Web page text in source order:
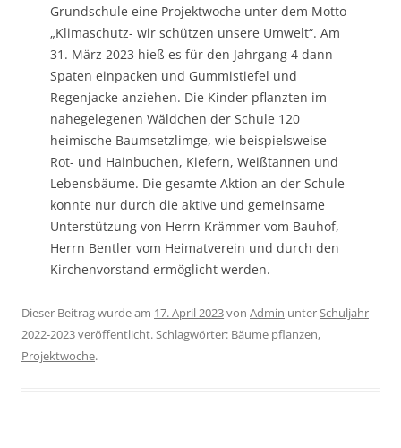
Grundschule eine Projektwoche unter dem Motto
„Klimaschutz- wir schützen unsere Umwelt“. Am
31. März 2023 hieß es für den Jahrgang 4 dann
Spaten einpacken und Gummistiefel und
Regenjacke anziehen. Die Kinder pflanzten im
nahegelegenen Wäldchen der Schule 120
heimische Baumsetzlimge, wie beispielsweise
Rot- und Hainbuchen, Kiefern, Weißtannen und
Lebensbäume. Die gesamte Aktion an der Schule
konnte nur durch die aktive und gemeinsame
Unterstützung von Herrn Krämmer vom Bauhof,
Herrn Bentler vom Heimatverein und durch den
Kirchenvorstand ermöglicht werden.
Dieser Beitrag wurde am 17. April 2023von Admin unterSchuljahr
2022-2023veröffentlicht. Schlagwörter: Bäume pflanzen,
Projektwoche.